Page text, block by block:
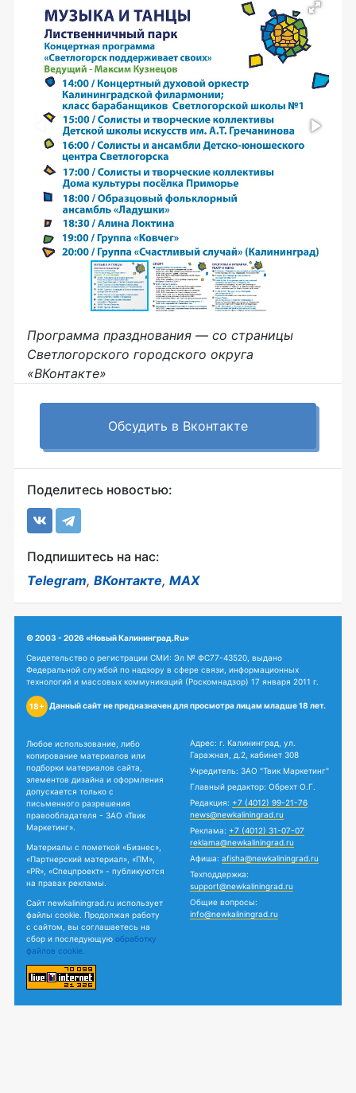
Программа празднования — со страницы
Светлогорского городского округа
«ВКонтакте»
Обсудить в Вконтакте
Поделитесь новостью:
Подпишитесь на нас:
Telegram, ВКонтакте, MAX
© 2003 - 2026 «Новый Калининград.Ru»
Свидетельство о регистрации СМИ: Эл № ФС77-43520, выдано
Федеральной службой по надзору в сфере связи, информационных
технологий и массовых коммуникаций (Роскомнадзор) 17 января 2011 г.
18+ Данный сайт не предназначен для просмотра лицам младше 18 лет.
Любое использование, либо
копирование материалов или
подборки материалов сайта,
элементов дизайна и оформления
допускается только с
письменного разрешения
правообладателя - ЗАО «Твик
Маркетинг».
Материалы с пометкой «Бизнес»,
«Партнерский материал», «ПМ»,
«PR», «Спецпроект» - публикуются
на правах рекламы.
Сайт newkaliningrad.ru использует
файлы cookie. Продолжая работу
с сайтом, вы соглашаетесь на
сбор и последующую обработку
файлов cookie.
Адрес: г. Калининград, ул.
Гаражная, д.2, кабинет 308
Учредитель: ЗАО "Твик Маркетинг"
Главный редактор: Обрехт О.Г.
Редакция: +7 (4012) 99-21-76
news@newkaliningrad.ru
Реклама: +7 (4012) 31-07-07
reklama@newkaliningrad.ru
Афиша: afisha@newkaliningrad.ru
Техподдержка:
support@newkaliningrad.ru
Общие вопросы:
info@newkaliningrad.ru